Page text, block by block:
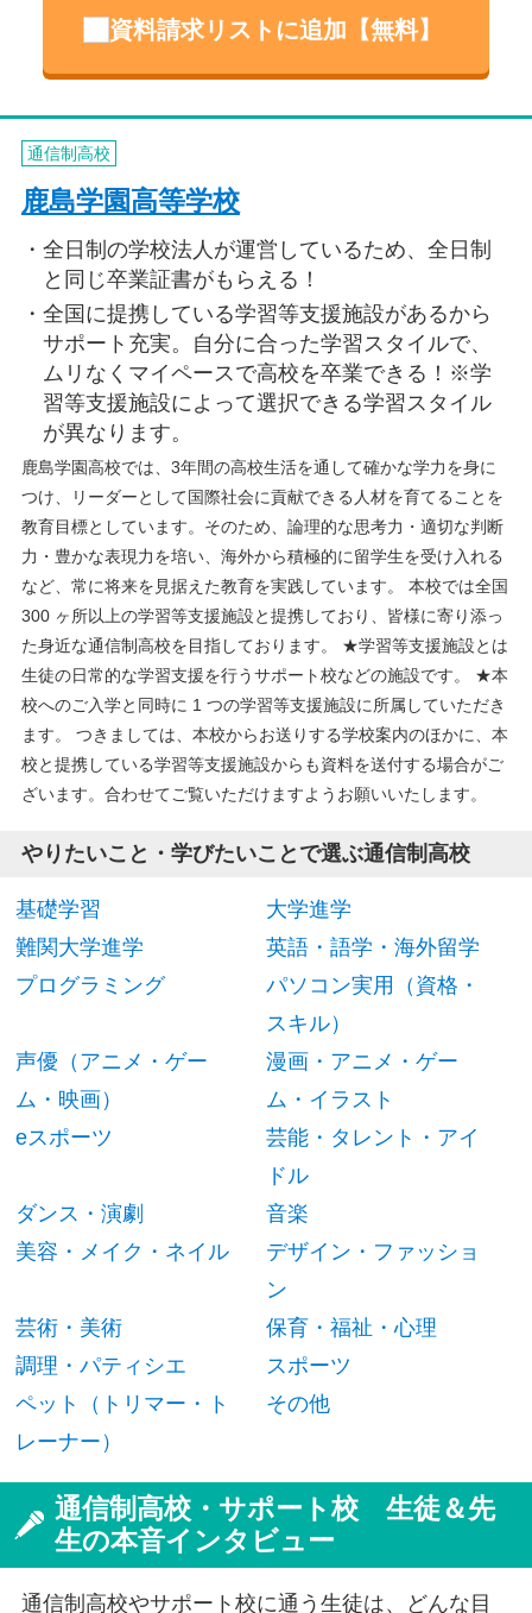
資料請求リストに追加【無料】
通信制高校
鹿島学園高等学校
全日制の学校法人が運営しているため、全日制
と同じ卒業証書がもらえる！
全国に提携している学習等支援施設があるから
サポート充実。自分に合った学習スタイルで、
ムリなくマイペースで高校を卒業できる！※学
習等支援施設によって選択できる学習スタイル
が異なります。
鹿島学園高校では、3年間の高校生活を通して確かな学力を身に
つけ、リーダーとして国際社会に貢献できる人材を育てることを
教育目標としています。そのため、論理的な思考力・適切な判断
力・豊かな表現力を培い、海外から積極的に留学生を受け入れる
など、常に将来を見据えた教育を実践しています。 本校では全国
300 ヶ所以上の学習等支援施設と提携しており、皆様に寄り添っ
た身近な通信制高校を目指しております。 ★学習等支援施設とは
生徒の日常的な学習支援を行うサポート校などの施設です。 ★本
校へのご入学と同時に 1 つの学習等支援施設に所属していただき
ます。 つきましては、本校からお送りする学校案内のほかに、本
校と提携している学習等支援施設からも資料を送付する場合がご
ざいます。合わせてご覧いただけますようお願いいたします。
やりたいこと・学びたいことで選ぶ通信制高校
基礎学習
大学進学
難関大学進学
英語・語学・海外留学
プログラミング
パソコン実用（資格・
スキル）
声優（アニメ・ゲー
ム・映画）
漫画・アニメ・ゲー
ム・イラスト
eスポーツ
芸能・タレント・アイ
ドル
ダンス・演劇
音楽
美容・メイク・ネイル
デザイン・ファッショ
ン
芸術・美術
保育・福祉・心理
調理・パティシエ
スポーツ
ペット（トリマー・ト
レーナー）
その他
通信制高校・サポート校 生徒＆先
生の本音インタビュー
通信制高校やサポート校に通う生徒は、どんな目